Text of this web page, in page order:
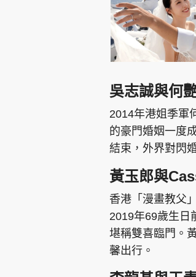
吳志誠與何
2014年港姐季軍
的豪門婚姻一度
結束，外界對閃
黃玉郎與
香港「漫畫教父
2019年69歲生日
堪稱雙喜臨門。
馨出行。